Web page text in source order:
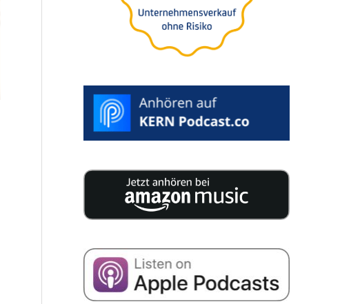
trált tudást tesz közzé az Ön
vállala­tá­nak utódlásához.